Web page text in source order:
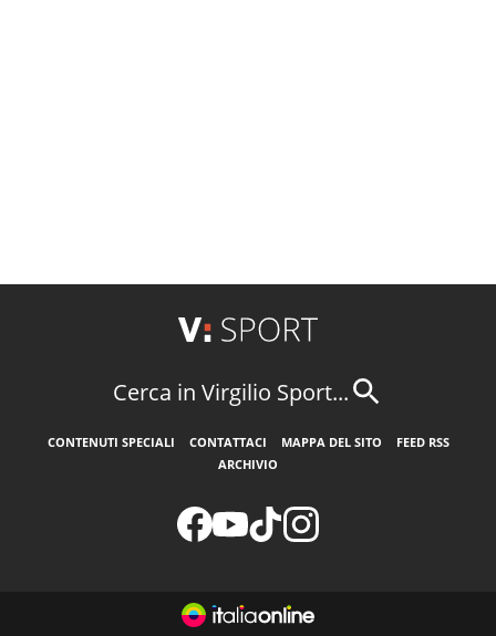
Cerca in Virgilio Sport...
CONTENUTI SPECIALI CONTATTACI MAPPA DEL SITO
FEED RSS
ARCHIVIO